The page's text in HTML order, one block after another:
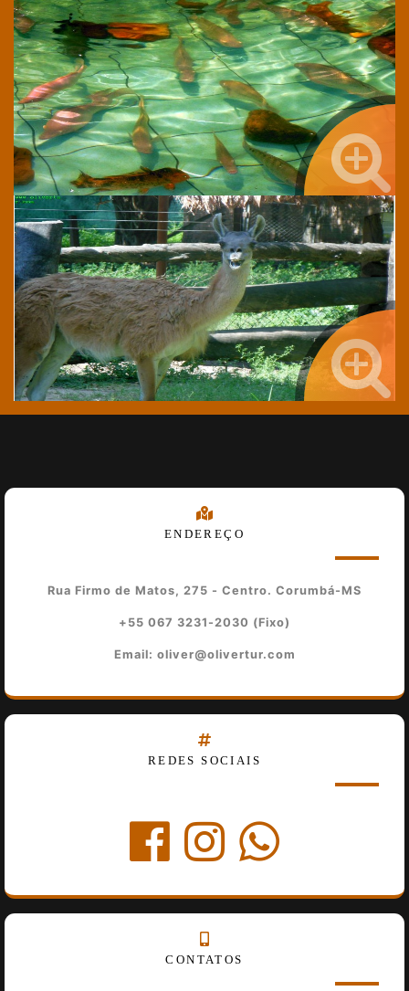
ENDEREÇO
Rua Firmo de Matos, 275 - Centro. Corumbá-MS
+55 067 3231-2030 (Fixo)
Email: oliver@olivertur.com
REDES SOCIAIS
CONTATOS